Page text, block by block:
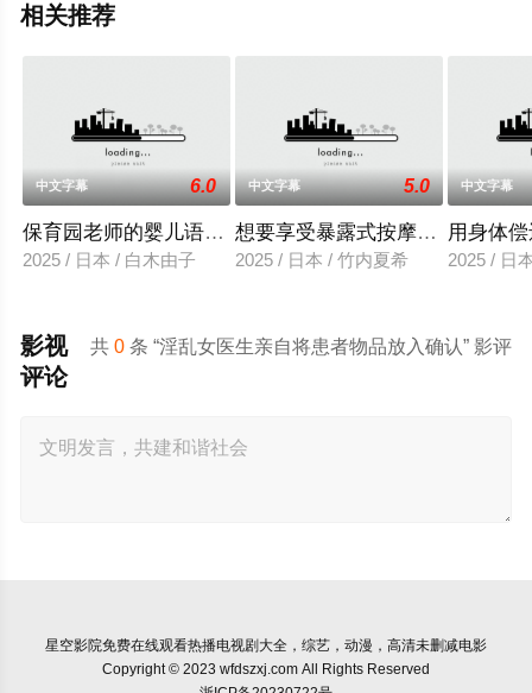
相关推荐
中文字幕 6.0
保育园老师的婴儿语让人超兴奋
2025 / 日本 / 白木由子
中文字幕 5.0
想要享受暴露式按摩的已婚女子
2025 / 日本 / 竹内夏希
中文字幕
用身体
2025 / 日
共0 条 “淫乱女医生亲自将患者物品放入确认” 影评
影视
评论
星空影院免费在线观看热播电视剧大全，综艺，动漫，高清未删减电影
Copyright © 2023 wfdszxj.com All Rights Reserved